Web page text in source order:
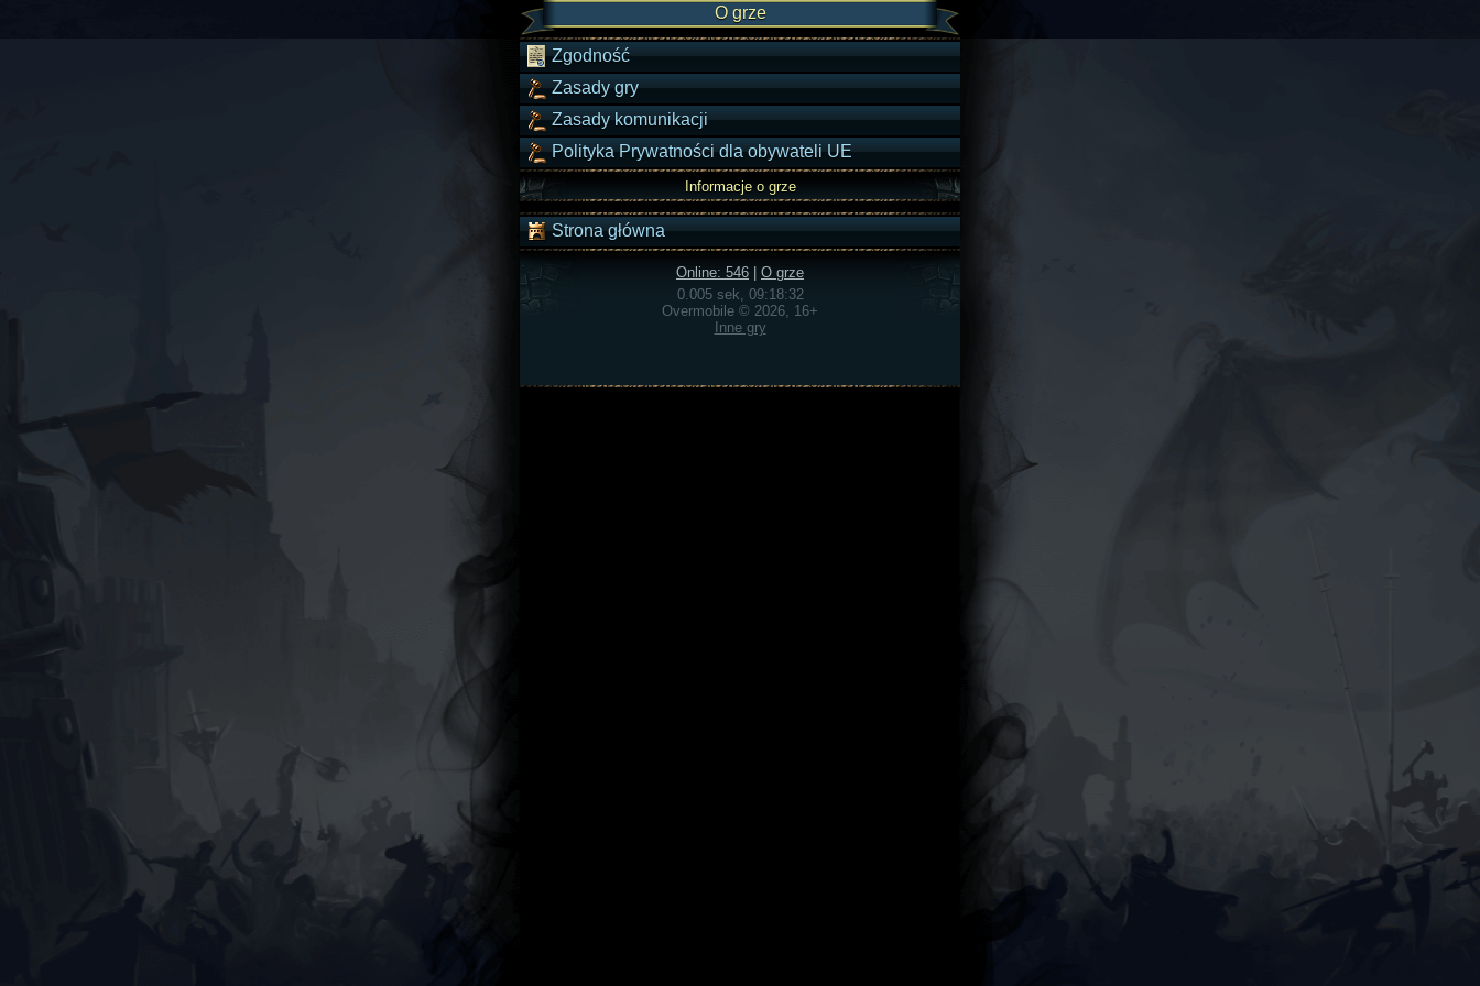
O grze
Zgodność
Zasady gry
Zasady komunikacji
Polityka Prywatności dla obywateli UE
Informacje o grze
Strona główna
Online: 546
O grze
0.005 sek, 09:18:32
Overmobile © 2026, 16+
Inne gry